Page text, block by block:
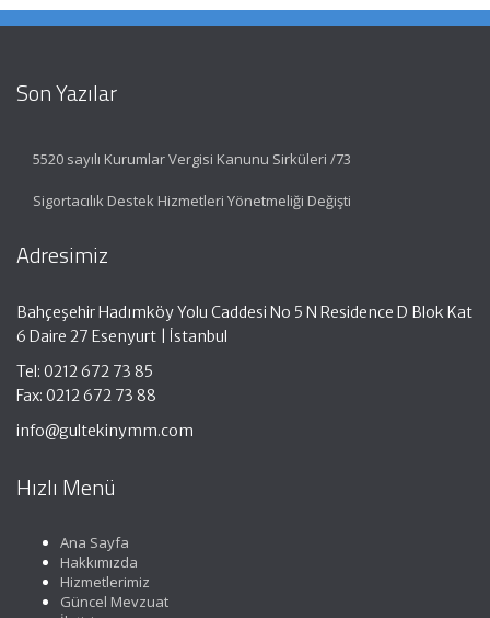
Son Yazılar
5520 sayılı Kurumlar Vergisi Kanunu Sirküleri /73
Sigortacılık Destek Hizmetleri Yönetmeliği Değişti
Adresimiz
Bahçeşehir Hadımköy Yolu Caddesi No 5 N Residence D Blok Kat
6 Daire 27 Esenyurt | İstanbul
Tel: 0212 672 73 85
Fax: 0212 672 73 88
info@gultekinymm.com
Hızlı Menü
Ana Sayfa
Hakkımızda
Hizmetlerimiz
Güncel Mevzuat